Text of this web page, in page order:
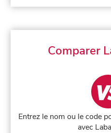
Comparer
Entrez le nom ou le code
avec